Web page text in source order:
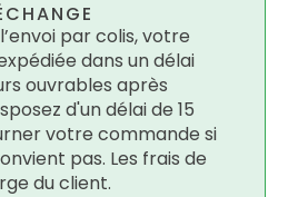
par colis, votre
dans un délai
ouvrables après
d'un délai de 15
votre commande si
pas. Les frais de
du client.